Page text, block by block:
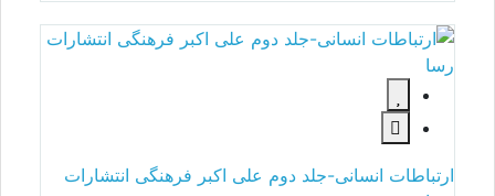
ارتباطات انسانی-جلد دوم علی اکبر فرهنگی انتشارات